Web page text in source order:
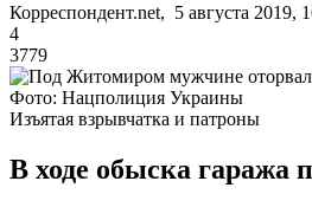
Корреспондент.net, 5 августа 2019,
4
3779
Фото: Нацполиция Украины
Изъятая взрывчатка и патроны
В ходе обыска гаража